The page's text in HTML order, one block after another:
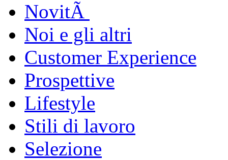
NovitÃ
Noi e gli altri
Customer Experience
Prospettive
Lifestyle
Stili di lavoro
Selezione